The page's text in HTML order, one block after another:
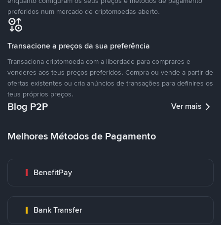
preferidos num mercado de criptomoedas aberto.
Transacione a preços da sua preferência
Transaciona criptomoeda com a liberdade para comprares e
venderes aos teus preços preferidos. Compra ou vende a partir de
ofertas existentes ou cria anúncios de transações para definires os
teus próprios preços.
Blog P2P Ver mais
Melhores Métodos de Pagamento
BenefitPay
Bank Transfer